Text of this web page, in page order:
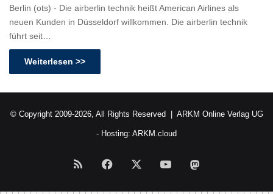
Berlin (ots) - Die airberlin technik heißt American Airlines als
neuen Kunden in Düsseldorf willkommen. Die airberlin technik
führt seit…
Weiterlesen >>
© Copyright 2009-2026, All Rights Reserved | ARKM Online Verlag UG
- Hosting: ARKM.cloud
RSS Facebook YouTube